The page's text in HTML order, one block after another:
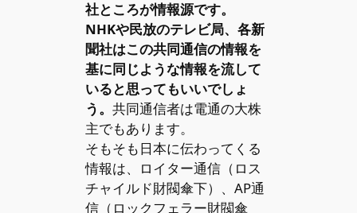
社ところが情報源です。
NHKや民放のテレビ局、各新
聞社はこの共同通信の情報を
基に同じような情報を流して
いると思ってもいいでしょ
う。共同通信者は電通の大株
主でもあります。
そもそも日本に伝わってくる
情報は、ロイター通信（ロス
チャイルド財閥傘下）、AP通
信（ロックフェラー財閥傘